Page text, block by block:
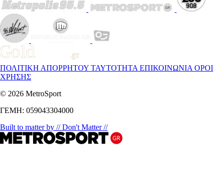
ΠΟΛΙΤΙΚΗ ΑΠΟΡΡΗΤΟΥ ΤΑΥΤΟΤΗΤΑ ΕΠΙΚΟΙΝΩΝΙΑ ΟΡΟΙ
ΧΡΗΣΗΣ
© 2026 MetroSport
ΓΕΜΗ: 059043304000
Built to matter by // Don't Matter //